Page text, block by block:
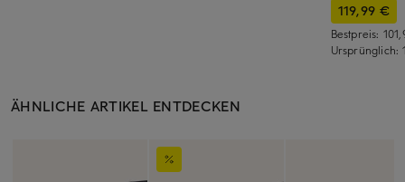
119,99 €
Bestpreis:
Ursprünglich:
ÄHNLICHE ARTIKEL ENTDECKEN